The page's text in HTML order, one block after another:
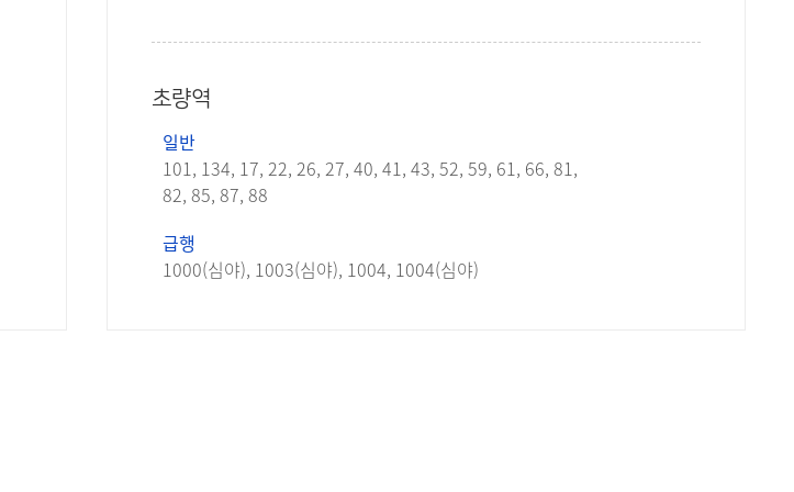
초량역
일반
101, 134, 17, 22, 26, 27, 40, 41, 43, 52, 59, 61, 66, 81,
82, 85, 87, 88
급행
1000(심야), 1003(심야), 1004, 1004(심야)